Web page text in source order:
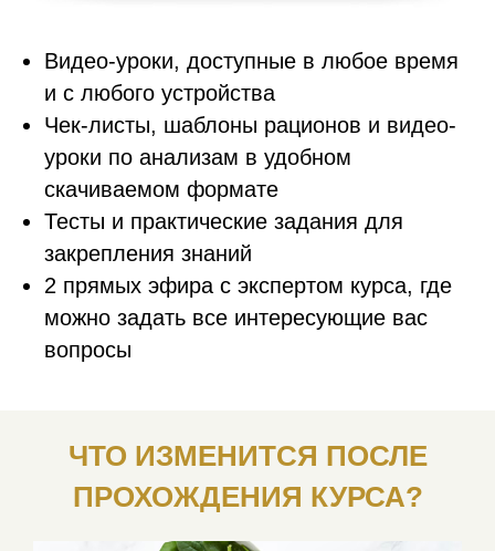
Видео-уроки, доступные в любое время
и с любого устройства
Чек-листы, шаблоны рационов и видео-
уроки по анализам в удобном
скачиваемом формате
Тесты и практические задания для
закрепления знаний
2 прямых эфира с экспертом курса, где
можно задать все интересующие вас
вопросы
ЧТО ИЗМЕНИТСЯ ПОСЛЕ
ПРОХОЖДЕНИЯ КУРСА?